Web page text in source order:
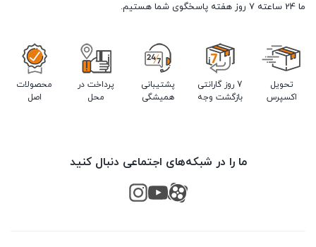
ما 24 ساعته 7 روز هفته پاسخگوی شما هستیم.
تحویل
اکسپرس
7 روز گارانتی
بازگشت وجه
پشتیبانی
همیشگی
پرداخت در
محل
محصولات
اصل
ما را در شبکه‌های اجتماعی دنبال کنید